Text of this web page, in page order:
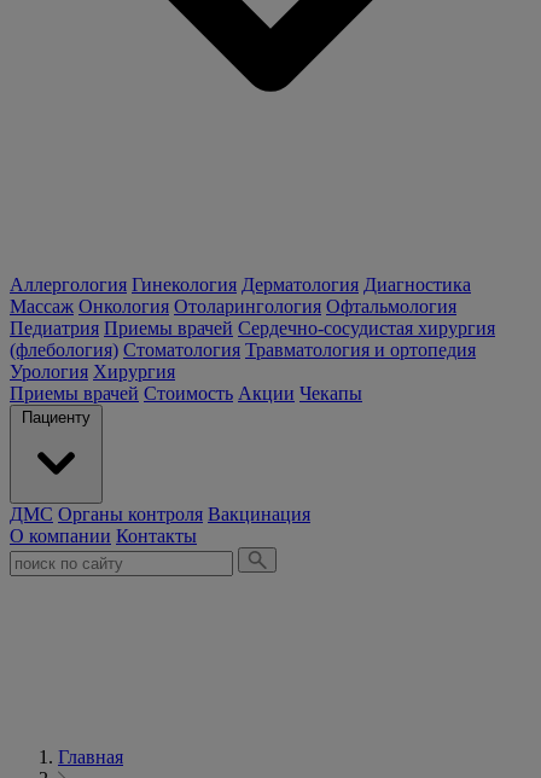
Аллергология Гинекология Дерматология Диагностика
Массаж Онкология Отоларингология Офтальмология
Педиатрия Приемы врачей Сердечно-сосудистая хирургия
(флебология) Стоматология Травматология и ортопедия
Урология Хирургия
Приемы врачей Стоимость Акции Чекапы
Пациенту
ДМС Органы контроля Вакцинация
О компании Контакты
Главная